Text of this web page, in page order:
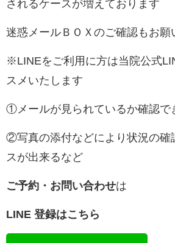
されるケースが増えております
迷惑メールＢＯＸのご確認もお願
※LINEをご利用に方は当院公式
スメいたします
①メールが見られているか確認で
②写真の添付などにより状況の確
スが出来るなど
ご予約・お問い合わせは
LINE 登録はこちら